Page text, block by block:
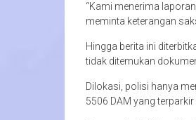
“Kami menerima
meminta keterangan
Hingga berita ini
tidak ditemukan
Dilokasi, polisi hanya
5506 DAM yang